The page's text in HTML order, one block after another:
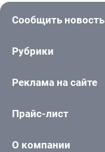
Сообщить новость
Рубрики
Реклама на сайте
Прайс-лист
О компании